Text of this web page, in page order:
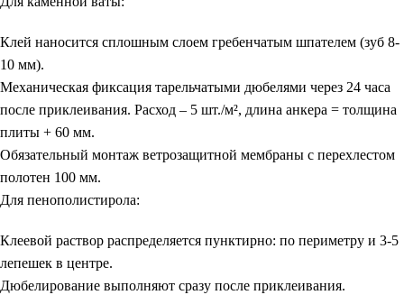
Клей наносится сплошным слоем гребенчатым шпателем (зуб 8-
10 мм).
Механическая фиксация тарельчатыми дюбелями через 24 часа
после приклеивания. Расход – 5 шт./м², длина анкера = толщина
плиты + 60 мм.
Обязательный монтаж ветрозащитной мембраны с перехлестом
полотен 100 мм.
Для пенополистирола:
Клеевой раствор распределяется пунктирно: по периметру и 3-5
лепешек в центре.
Дюбелирование выполняют сразу после приклеивания.